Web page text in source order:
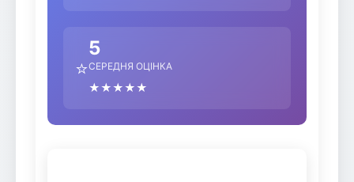
⭐
5
СЕРЕДНЯ ОЦІНКА
★★★★★